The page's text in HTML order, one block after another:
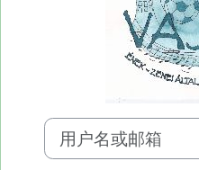
用户名或邮箱